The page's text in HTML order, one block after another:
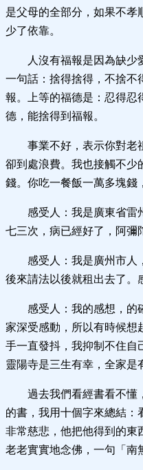
是父母的全部分，如果不孝
少了依靠。
人沒有福報是因為缺
一句話：捨得捨得，不捨不
報。上等的福德是：忍得忍
德，能捨得到福報。
事業不好，表示你對老
卻到處浪費。我也接觸不少
錢。你吃一餐飯一萬多塊錢
感受人：我是廣東省雷
七三次，病已經好了，阿彌
感受人：我是廣州市人
後來請法以後就租出去了。
感受人：我的感想，的
家深受感動，所以有時候想
手一直發抖，我抑制不住自
靈陽寺是三生有幸，全家是
過去我們看經書看不懂
的書，我用十個字來總結：
非常慈悲，他把他得到的東
老老實實地念佛，一句「南